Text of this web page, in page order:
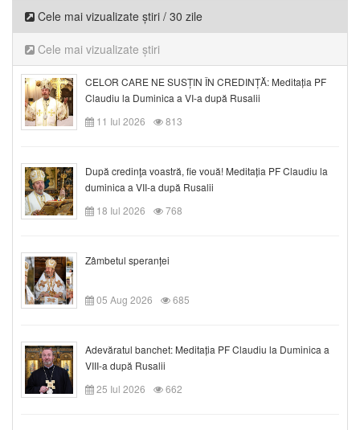
Cele mai vizualizate știri / 30 zile
Cele mai vizualizate știri
CELOR CARE NE SUSȚIN ÎN CREDINȚĂ: Meditația PF
Claudiu la Duminica a VI-a după Rusalii
11 Iul 2026
813
După credinţa voastră, fie vouă! Meditația PF Claudiu la
duminica a VII-a după Rusalii
18 Iul 2026
768
Zâmbetul speranței
05 Aug 2026 685
Adevăratul banchet: Meditația PF Claudiu la Duminica a
VIII-a după Rusalii
25 Iul 2026
662